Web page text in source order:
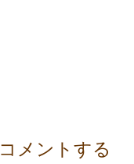
コメントする